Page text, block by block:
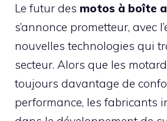
Le futur des motos à boîte
s’annonce prometteur, avec
nouvelles technologies qui
secteur. Alors que les
toujours davantage de
performance, les fabricants